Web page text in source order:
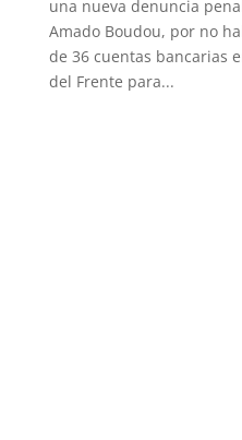
una nueva denuncia
Amado Boudou, por no
de 36 cuentas bancarias
del Frente para...